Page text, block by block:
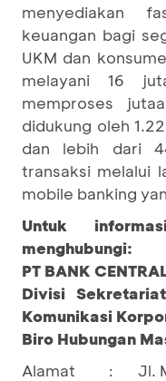
menyediakan
keuangan bagi
UKM dan
melayani 16
memproses
didukung oleh
dan lebih dari
transaksi melalui
mobile banking
Untuk
menghubungi:
PT BANK
Divisi
Komunikasi
Biro Hubungan
Alamat
: Jl.